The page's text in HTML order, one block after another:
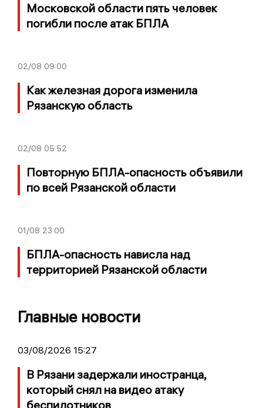
Московской области пять человек
погибли после атак БПЛА
02/08 09:00
Как железная дорога изменила
Рязанскую область
02/08 05:52
Повторную БПЛА-опасность объявили
по всей Рязанской области
01/08 23:00
БПЛА-опасность нависла над
территорией Рязанской области
Главные новости
03/08/2026 15:27
В Рязани задержали иностранца,
который снял на видео атаку
беспилотников